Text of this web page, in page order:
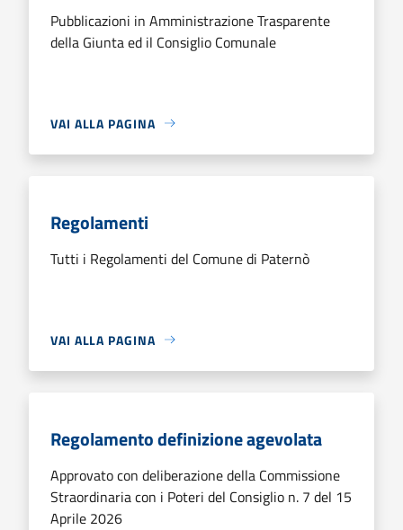
Pubblicazioni in Amministrazione Trasparente
della Giunta ed il Consiglio Comunale
VAI ALLA PAGINA
Regolamenti
Tutti i Regolamenti del Comune di Paternò
VAI ALLA PAGINA
Regolamento definizione agevolata
Approvato con deliberazione della Commissione
Straordinaria con i Poteri del Consiglio n. 7 del 15
Aprile 2026